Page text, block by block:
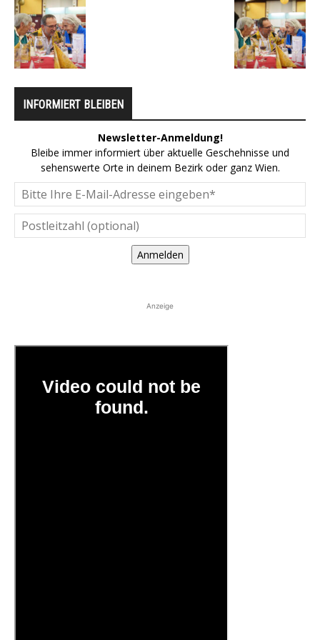
INFORMIERT BLEIBEN
Newsletter-Anmeldung!
Bleibe immer informiert über aktuelle Geschehnisse und
sehenswerte Orte in deinem Bezirk oder ganz Wien.
Anmelden
Anzeige